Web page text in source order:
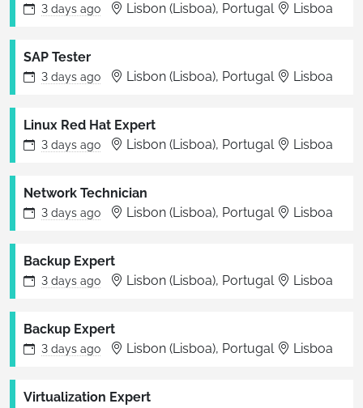
3 days ago Lisbon (Lisboa), Portugal Lisboa
SAP Tester
3 days ago Lisbon (Lisboa), Portugal Lisboa
Linux Red Hat Expert
3 days ago Lisbon (Lisboa), Portugal Lisboa
Network Technician
3 days ago Lisbon (Lisboa), Portugal Lisboa
Backup Expert
3 days ago Lisbon (Lisboa), Portugal Lisboa
Backup Expert
3 days ago Lisbon (Lisboa), Portugal Lisboa
Virtualization Expert